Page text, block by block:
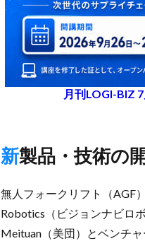
月刊LOGI-BIZ
新製品・技術
無人フォークリフト（AGF
Robotics（ビジョンナビロ
Meituan（美団）とベンチ